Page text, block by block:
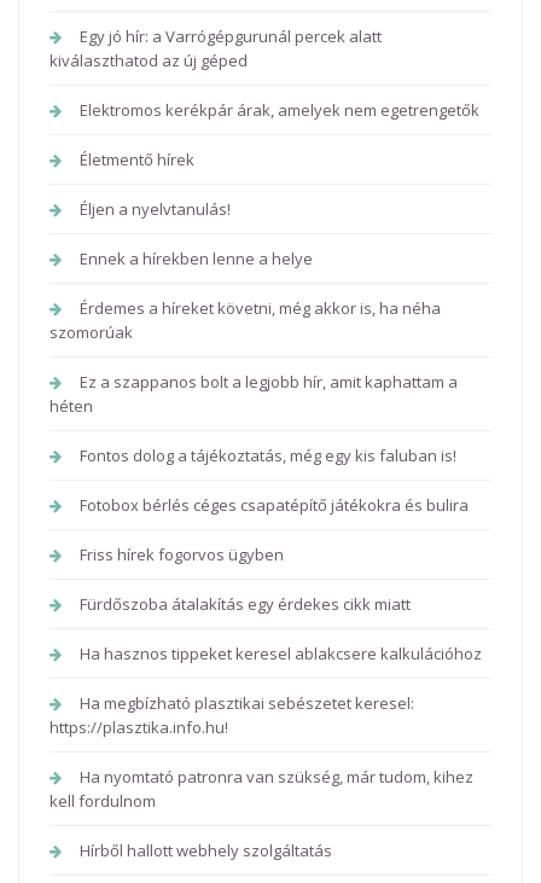
Egy jó hír: a Varrógépgurunál percek alatt
kiválaszthatod az új géped
Elektromos kerékpár árak, amelyek nem egetrengetők
Életmentő hírek
Éljen a nyelvtanulás!
Ennek a hírekben lenne a helye
Érdemes a híreket követni, még akkor is, ha néha
szomorúak
Ez a szappanos bolt a legjobb hír, amit kaphattam a
héten
Fontos dolog a tájékoztatás, még egy kis faluban is!
Fotobox bérlés céges csapatépítő játékokra és bulira
Friss hírek fogorvos ügyben
Fürdőszoba átalakítás egy érdekes cikk miatt
Ha hasznos tippeket keresel ablakcsere kalkulációhoz
Ha megbízható plasztikai sebészetet keresel:
https://plasztika.info.hu!
Ha nyomtató patronra van szükség, már tudom, kihez
kell fordulnom
Hírből hallott webhely szolgáltatás